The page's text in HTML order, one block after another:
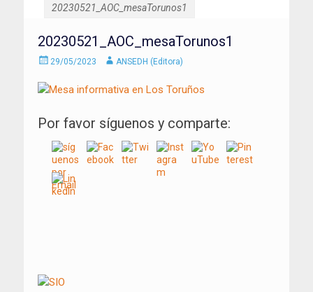
20230521_AOC_mesaTorunos1
20230521_AOC_mesaTorunos1
Enviado
29/05/2023 AutorANSEDH (Editora)
Por favor síguenos y comparte:
entradas